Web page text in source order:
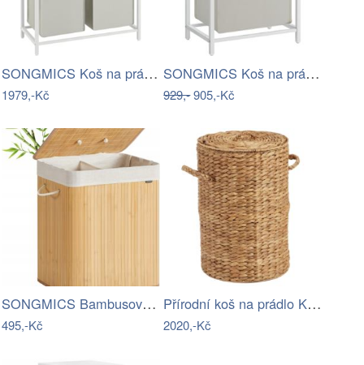
SONGMICS Koš na prádlo Vasagle Ovules…
1979,-Kč
SONGMICS Koš na prádlo File 65L bílo…
929,-905,-Kč
SONGMICS Bambusový koš na prádlo Bradly…
495,-Kč
Přírodní koš na prádlo Kave Home…
2020,-Kč